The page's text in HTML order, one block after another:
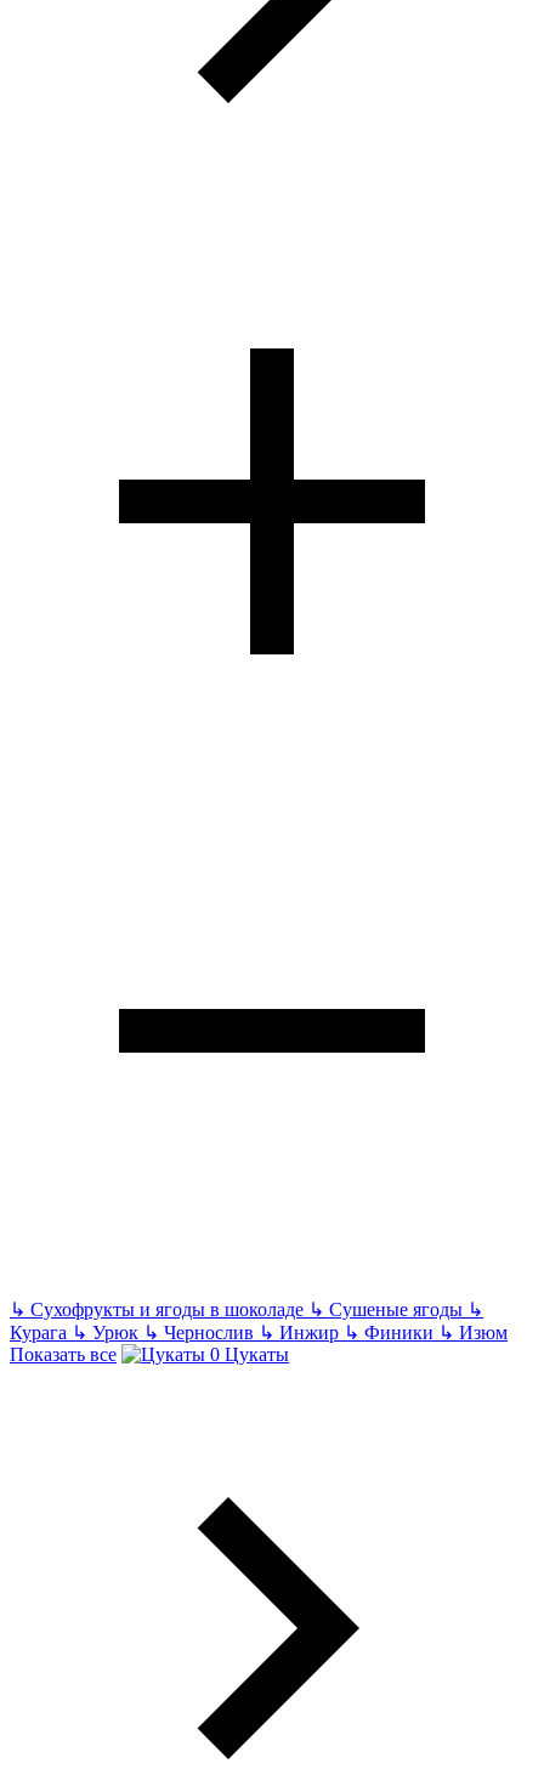
↳ Сухофрукты и ягоды в шоколаде ↳ Сушеные ягоды ↳
Курага ↳ Урюк ↳ Чернослив ↳ Инжир ↳ Финики ↳ Изюм
Показать все
Цукаты